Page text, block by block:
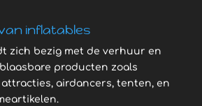
inflatables
zich bezig met de verhuur en
producten zoals
airdancers, tenten, en